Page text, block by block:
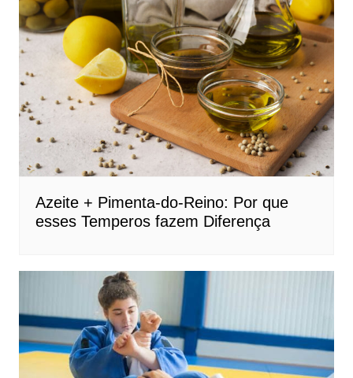
Azeite + Pimenta-do-Reino: Por que
esses Temperos fazem Diferença